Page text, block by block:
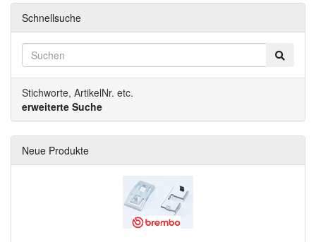
Schnellsuche
Stichworte, ArtikelNr. etc.
erweiterte Suche
Neue Produkte